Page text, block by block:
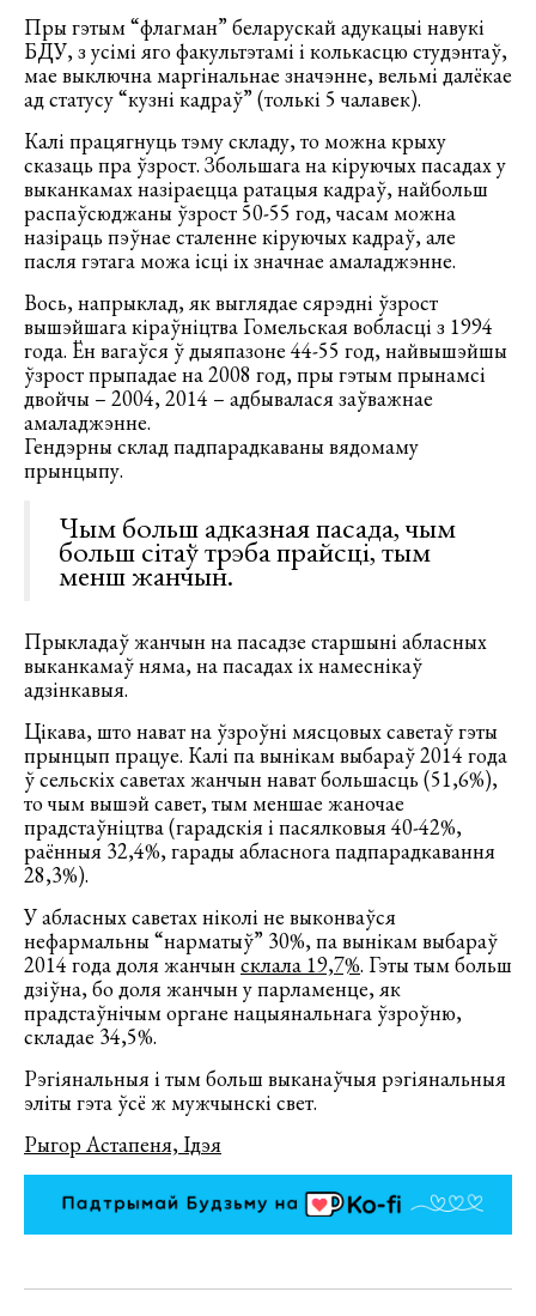
Пры гэтым “флагман” беларускай адукацыі навукі
БДУ, з усімі яго факультэтамі і колькасцю студэнтаў,
мае выключна маргінальнае значэнне, вельмі далёкае
ад статусу “кузні кадраў” (толькі 5 чалавек).
Калі працягнуць тэму складу, то можна крыху
сказаць пра ўзрост. Збольшага на кіруючых пасадах у
выканкамах назіраецца ратацыя кадраў, найбольш
распаўсюджаны ўзрост 50-55 год, часам можна
назіраць пэўнае сталенне кіруючых кадраў, але
пасля гэтага можа ісці іх значнае амаладжэнне.
Вось, напрыклад, як выглядае сярэдні ўзрост
вышэйшага кіраўніцтва Гомельская вобласці з 1994
года. Ён вагаўся ў дыяпазоне 44-55 год, найвышэйшы
ўзрост прыпадае на 2008 год, пры гэтым прынамсі
двойчы – 2004, 2014 – адбывалася заўважнае
амаладжэнне.
Гендэрны склад падпарадкаваны вядомаму
прынцыпу.
Чым больш адказная пасада, чым
больш сітаў трэба прайсці, тым
менш жанчын.
Прыкладаў жанчын на пасадзе старшыні абласных
выканкамаў няма, на пасадах іх намеснікаў
адзінкавыя.
Цікава, што нават на ўзроўні мясцовых саветаў гэты
прынцып працуе. Калі па вынікам выбараў 2014 года
ў сельскіх саветах жанчын нават большасць (51,6%),
то чым вышэй савет, тым меншае жаночае
прадстаўніцтва (гарадскія і пасялковыя 40-42%,
раённыя 32,4%, гарады абласнога падпарадкавання
28,3%).
У абласных саветах ніколі не выконваўся
нефармальны “нарматыў” 30%, па вынікам выбараў
2014 года доля жанчынсклала 19,7%. Гэты тым больш
дзіўна, бо доля жанчын у парламенце, як
прадстаўнічым органе нацыянальнага ўзроўню,
складае 34,5%.
Рэгіянальныя і тым больш выканаўчыя рэгіянальныя
эліты гэта ўсё ж мужчынскі свет.
Рыгор Астапеня, Ідэя